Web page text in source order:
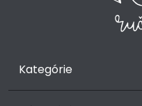
Kategórie